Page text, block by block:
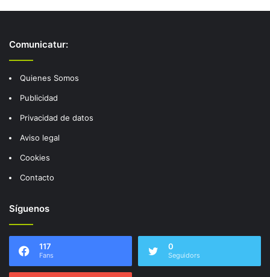
Comunicatur:
Quienes Somos
Publicidad
Privacidad de datos
Aviso legal
Cookies
Contacto
Síguenos
117
Fans
0
Seguidors